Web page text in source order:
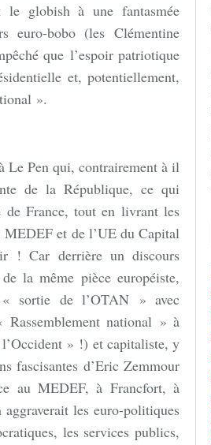
globish à une fantasmée
euro-bobo (les Clémentine
que l’espoir patriotique
et, potentiellement,
».
Le Pen qui, contrairement à il
de la République, ce qui
de France, tout en livrant les
MEDEF et de l’UE du Capital
! Car derrière un discours
la même pièce européiste,
sortie de l’OTAN » avec
national » à
» !) et capitaliste, y
fascisantes d’Eric Zemmour
au MEDEF, à Francfort, à
les euro-politiques
les services publics,